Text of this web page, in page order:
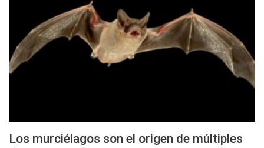
Los murciélagos son el origen de múltiples